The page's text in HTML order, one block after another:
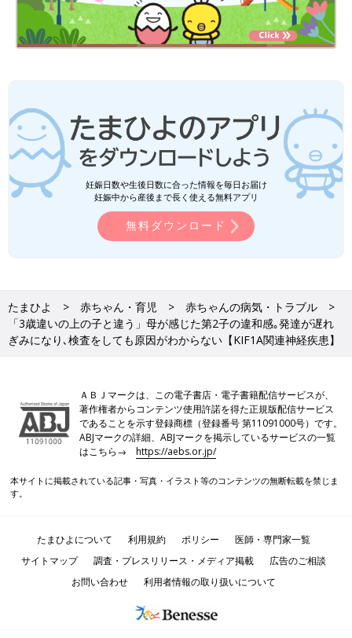
妊娠日数や生後日数に合った情報を毎日お届け
妊娠中から産後まで長く使える無料アプリ
無料ダウンロード
たまひよ 赤ちゃん・育児
赤ちゃんの病気・トラブル
「3歳違いの上の子と違う」母が感じた第2子の違和感｡発達が遅れ
ぎみになり､検査をしても原因がわからない【KIF1A関連神経疾患】
ＡＢＪマークは、この電子書店・電子書籍配信サービスが、
著作権者からコンテンツ使用許諾を得た正規版配信サービス
であることを示す登録商標（登録番号 第11091000号）です。
ABJマークの詳細、ABJマークを掲示しているサービスの一覧
はこちら→https://aebs.or.jp/
本サイトに掲載されている記事・写真・イラスト等のコンテンツの無断転載を禁じま
す。
たまひよについて 利用規約 ポリシー
医師・専門家一覧
サイトマップ
調査・プレスリリース・メディア掲載
広告のご相談
お問い合わせ
利用者情報の取り扱いについて